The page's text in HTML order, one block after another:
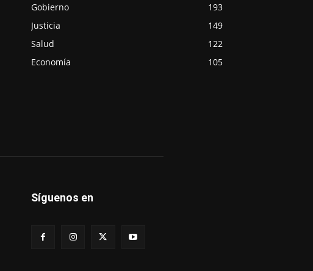
Gobierno
193
Justicia
149
Salud
122
Economía
105
Síguenos en